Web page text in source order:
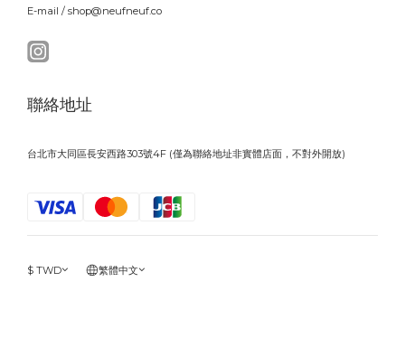
E-mail / shop@neufneuf.co
聯絡地址
台北市大同區長安西路303號4F (僅為聯絡地址非實體店面，不對外開放)
$ TWD 繁體中文